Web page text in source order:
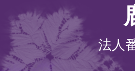
法人